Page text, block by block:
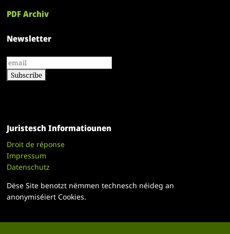
PDF Archiv
Newsletter
Juristesch Informatiounen
Droit de réponse
Impressum
Datenschutz
Dëse Site benotzt nëmmen technesch néideg an
anonymiséiert Cookies.